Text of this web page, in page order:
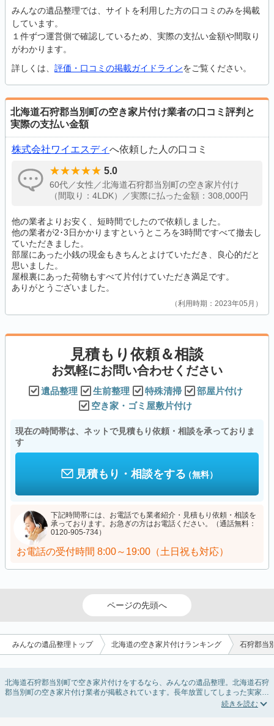
みんなの遺品整理では、サイトを利用した方の口コミのみを掲載
しています。
１件ずつ運営側で確認しているため、実際の支払い金額や間取り
がわかります。
詳しくは、 評価・口コミの掲載ガイドラインをご覧ください。
北海道石狩郡当別町の空き家片付け業者の口コミ評判と
実際の支払い金額
株式会社ワイエスディへ依頼した人の口コミ
5.0
60代／女性／北海道石狩郡当別町の空き家片付け
（間取り：4LDK）／実際に払った金額：308,000円
他の業者よりお安く、短時間でしたので依頼しました。
他の業者が2･3日かかりますというところを3時間ですべて撤去し
ていただきました。
部屋にあった小銭の現金もきちんとよけていただき、良心的だと
思いました。
屋根裏にあった荷物もすべて片付けていただき満足です。
ありがとうございました。
利用時期：2023年05月
見積もり依頼＆相談
お気軽にお問い合わせください
遺品整理 生前整理 特殊清掃
部屋片付け
空き家・ゴミ屋敷片付け
現在の時間帯は、ネットで見積もり依頼・相談を承っておりま
す
見積もり・相談をする（無料）
下記時間帯には、お電話でも業者紹介・見積もり依頼・相談を
承っております。お急ぎの方はお電話ください。（通話無料：
0120-905-734）
お電話の受付時間 8:00～19:00（土日祝も対応）
ページの先頭へ
みんなの遺品整理トップ 北海道の空き家片付けランキング 石狩郡当
北海道石狩郡当別町で空き家片付けをするなら、みんなの遺品整理。北海道石狩
郡当別町の空き家片付け業者が掲載されています。長年放置してしまった実家の
片付けや、相続したが住む予定のない親の家の不用品の処分・回収・引き取りま